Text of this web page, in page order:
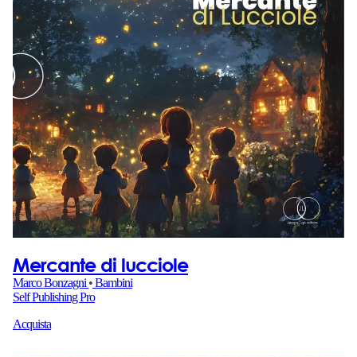
Mercante di lucciole
Marco Bonzagni •Bambini
Self Publishing Pro
Acquista